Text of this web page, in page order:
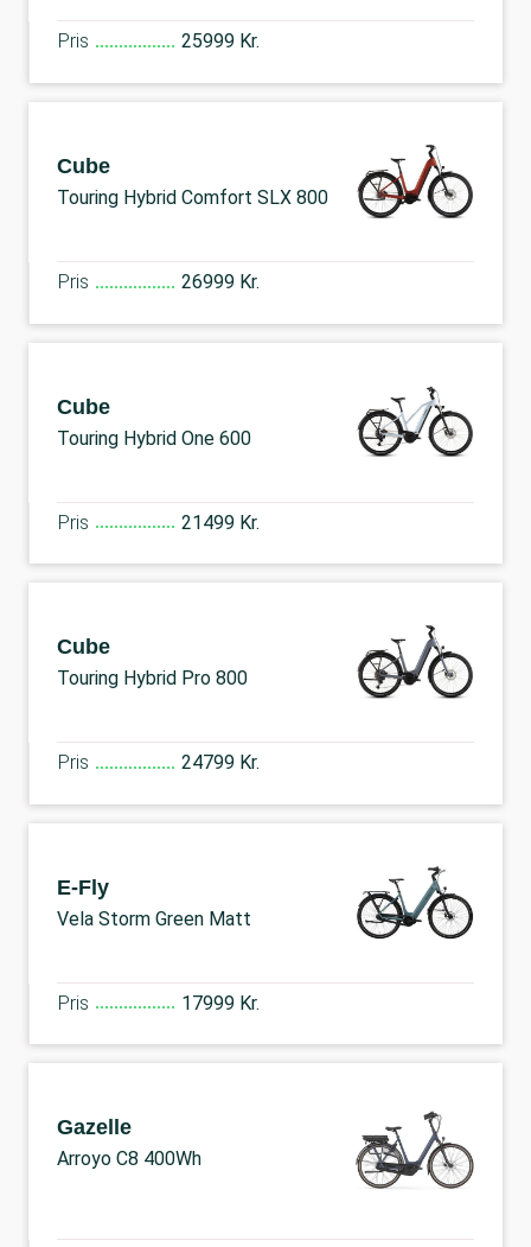
Pris 25999 Kr.
Cube
Touring Hybrid Comfort SLX 800
Pris 26999 Kr.
Cube
Touring Hybrid One 600
Pris 21499 Kr.
Cube
Touring Hybrid Pro 800
Pris 24799 Kr.
E-Fly
Vela Storm Green Matt
Pris 17999 Kr.
Gazelle
Arroyo C8 400Wh